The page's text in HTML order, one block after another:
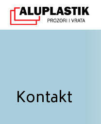
Kontakt